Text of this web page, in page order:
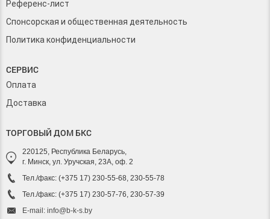
Референс-лист
Спонсорская и общественная деятельность
Политика конфиденциальности
СЕРВИС
Оплата
Доставка
ТОРГОВЫЙ ДОМ БКС
220125, Республика Беларусь,
г. Минск, ул. Уручская, 23А, оф. 2
Тел./факс: (+375 17) 230-55-68, 230-55-78
Тел./факс: (+375 17) 230-57-76, 230-57-39
E-mail: info@b-k-s.by